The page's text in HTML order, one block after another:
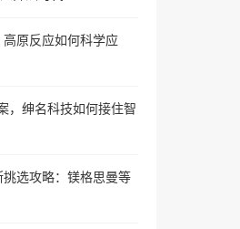
原反应如何科学应
，绅名科技如何接住智
选攻略：镁格思曼等